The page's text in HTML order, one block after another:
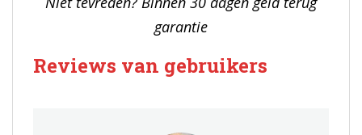
garantie
Reviews van gebruikers